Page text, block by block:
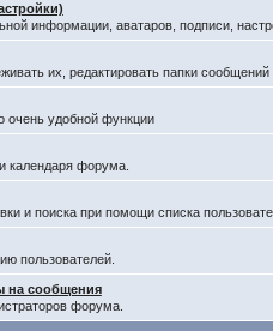
информации, аватаров, подписи,
их, редактировать папки
очень удобной функции
календаря форума.
и поиска при помощи списка
пользователей.
на сообщения
форума.